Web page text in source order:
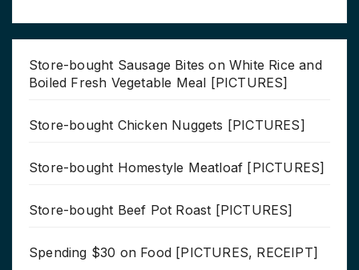
Store-bought Sausage Bites on White Rice and
Boiled Fresh Vegetable Meal [PICTURES]
Store-bought Chicken Nuggets [PICTURES]
Store-bought Homestyle Meatloaf [PICTURES]
Store-bought Beef Pot Roast [PICTURES]
Spending $30 on Food [PICTURES, RECEIPT]